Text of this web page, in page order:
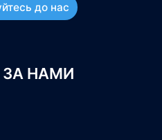
до нас
ЗА НАМИ